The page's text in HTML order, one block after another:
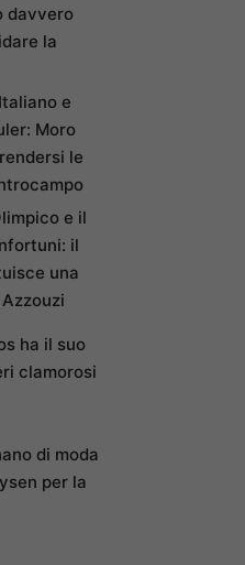
davvero
la
e
Moro
le
e il
il
una
ha il suo
clamorosi
di moda
per la